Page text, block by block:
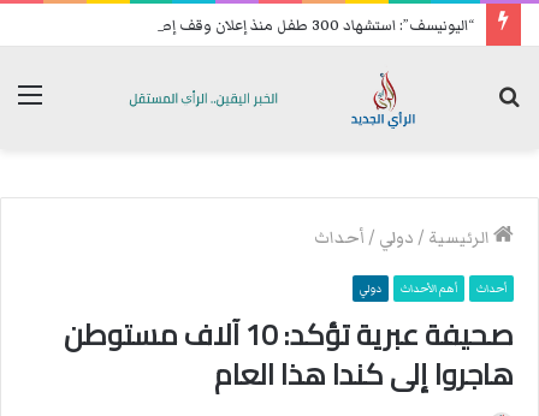
“اليونيسف”: استشهاد 300 طفل منذ إعلان وقف إطلاق النار في غزة
الرئيسية /دولي /أحداث
أحداث أهم الأحداث دولي
صحيفة عبرية تؤكد: 10 آلاف مستوطن
هاجروا إلى كندا هذا العام